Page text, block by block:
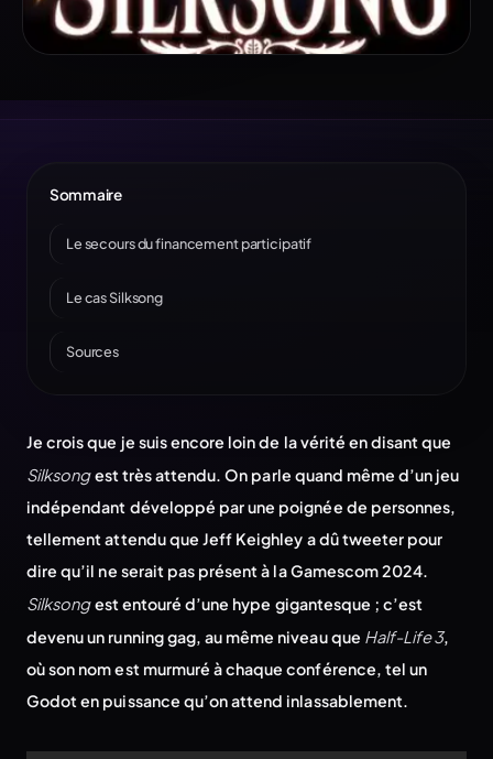
Sommaire
Le secours du financement participatif
Le cas Silksong
Sources
Je crois que je suis encore loin de la vérité en disant que
Silksongest très attendu. On parle quand même d’un jeu
indépendant développé par une poignée de personnes,
tellement attendu que Jeff Keighley a dû tweeter pour
dire qu’il ne serait pas présent à la Gamescom 2024.
Silksongest entouré d’une hype gigantesque ; c’est
devenu un running gag, au même niveau que Half-Life 3,
où son nom est murmuré à chaque conférence, tel un
Godot en puissance qu’on attend inlassablement.